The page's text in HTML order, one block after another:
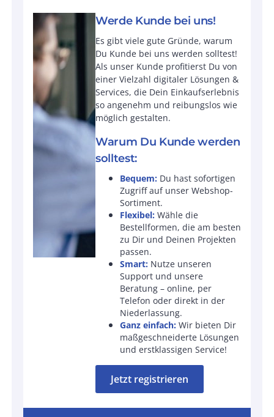
Werde Kunde bei uns!
Es gibt viele gute Gründe, warum
Du Kunde bei uns werden solltest!
Als unser Kunde profitierst Du von
einer Vielzahl digitaler Lösungen &
Services, die Dein Einkaufserlebnis
so angenehm und reibungslos wie
möglich gestalten.
Warum Du Kunde werden
solltest:
Bequem: Du hast sofortigen
Zugriff auf unser Webshop-
Sortiment.
Flexibel: Wähle die
Bestellformen, die am besten
zu Dir und Deinen Projekten
passen.
Smart: Nutze unseren
Support und unsere
Beratung – online, per
Telefon oder direkt in der
Niederlassung.
Ganz einfach: Wir bieten Dir
maßgeschneiderte Lösungen
und erstklassigen Service!
Jetzt registrieren